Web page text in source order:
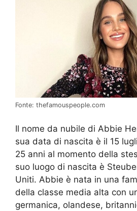
Fonte: thefamouspeople.com
Il nome da nubile di Abbie
sua data di nascita è il 15
25 anni al momento della
suo luogo di nascita è
Uniti. Abbie è nata in una
della classe media alta con
germanica, olandese,